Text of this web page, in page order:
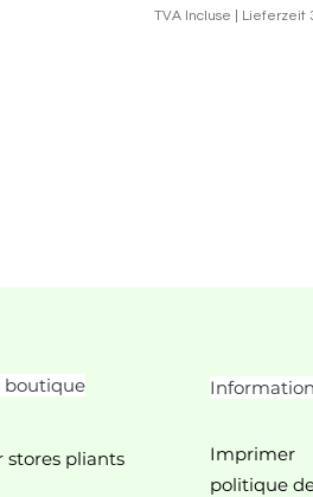
TVA Incluse Lieferzeit
boutique
stores pliants
Imprimer
politique